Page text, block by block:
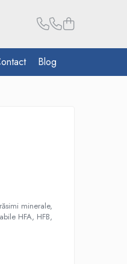
Blog
minerale,
HFA, HFB,